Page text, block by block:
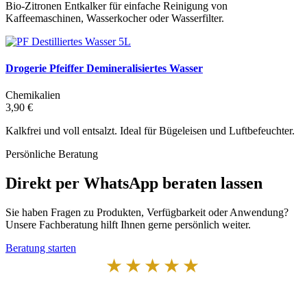
Bio-Zitronen Entkalker für einfache Reinigung von
Kaffeemaschinen, Wasserkocher oder Wasserfilter.
Drogerie Pfeiffer Demineralisiertes Wasser
Chemikalien
3,90 €
Kalkfrei und voll entsalzt. Ideal für Bügeleisen und Luftbefeuchter.
Persönliche Beratung
Direkt per WhatsApp beraten lassen
Sie haben Fragen zu Produkten, Verfügbarkeit oder Anwendung?
Unsere Fachberatung hilft Ihnen gerne persönlich weiter.
Beratung starten
★★★★★